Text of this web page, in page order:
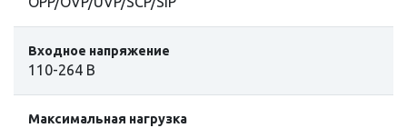
Входное напряжение
110-264 В
Максимальная нагрузка